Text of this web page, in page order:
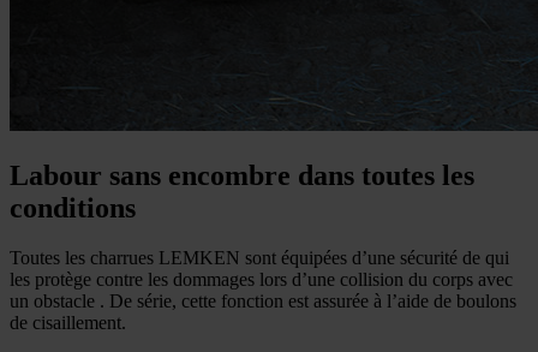
Labour sans encombre dans toutes les
conditions
Toutes les charrues LEMKEN sont équipées d’une sécurité de qui
les protège contre les dommages lors d’une collision du corps avec
un obstacle . De série, cette fonction est assurée à l’aide de boulons
de cisaillement.